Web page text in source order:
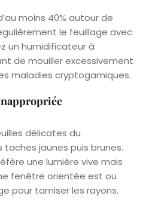
moins 40% autour de
le feuillage avec
un humidificateur à
de mouiller excessivement
maladies cryptogamiques.
délicates du
jaunes puis brunes.
une lumière vive mais
fenêtre orientée est ou
pour tamiser les rayons.